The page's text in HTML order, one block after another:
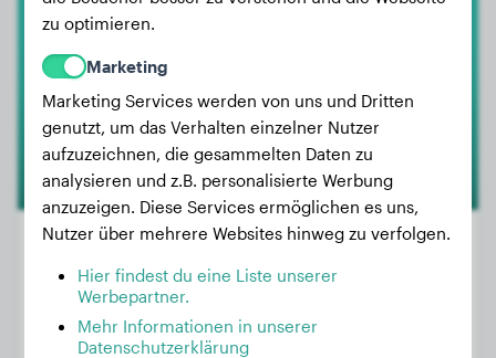
Gewicht:
Alter:
zu optimieren.
Marketing
Marketing Services werden von uns und Dritten
genutzt, um das Verhalten einzelner Nutzer
aufzuzeichnen, die gesammelten Daten zu
analysieren und z.B. personalisierte Werbung
anzuzeigen. Diese Services ermöglichen es uns,
Nutzer über mehrere Websites hinweg zu verfolgen.
Hier findest du eine Liste unserer
Werbepartner.
Mehr Informationen in unserer
Datenschutzerklärung